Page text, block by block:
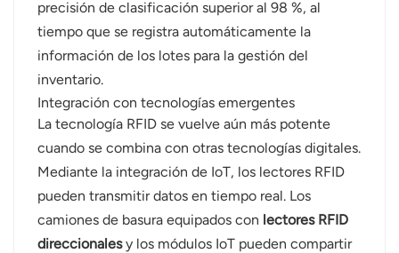
precisión de clasificación superior al 98 %, al
tiempo que se registra automáticamente la
información de los lotes para la gestión del
inventario.
Integración con tecnologías emergentes
La tecnología RFID se vuelve aún más potente
cuando se combina con otras tecnologías digitales.
Mediante la integración de IoT, los lectores RFID
pueden transmitir datos en tiempo real. Los
camiones de basura equipados con lectores RFID
direccionalesy los módulos IoT pueden compartir